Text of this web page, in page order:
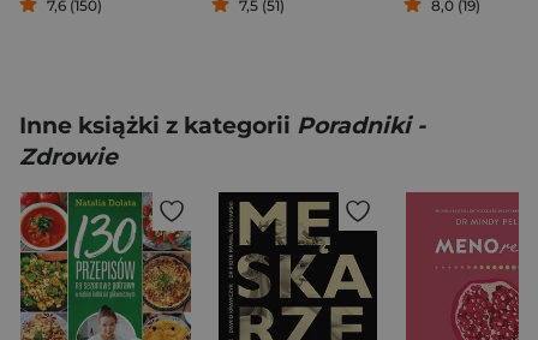
7,6 (150) 7,5 (51) 8,0 (19)
Inne książki z kategorii Poradniki -
Zdrowie